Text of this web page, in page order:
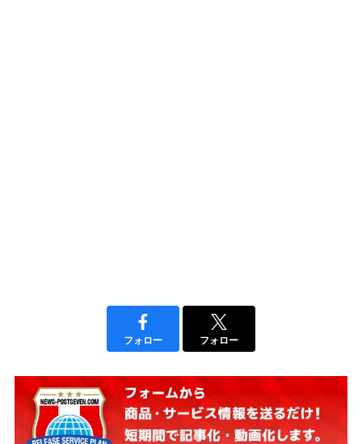
フォロー フォロー